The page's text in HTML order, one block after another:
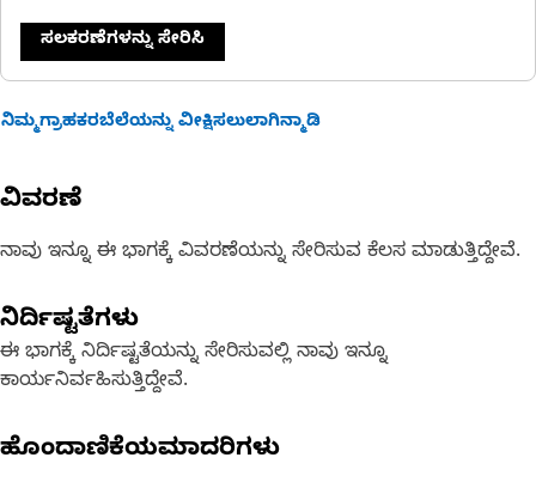
ಸಲಕರಣೆಗಳನ್ನು ಸೇರಿಸಿ
ನಿಮ್ಮಗ್ರಾಹಕರಬೆಲೆಯನ್ನು ವೀಕ್ಷಿಸಲುಲಾಗಿನ್ಮಾಡಿ
ವಿವರಣೆ
ನಾವು ಇನ್ನೂ ಈ ಭಾಗಕ್ಕೆ ವಿವರಣೆಯನ್ನು ಸೇರಿಸುವ ಕೆಲಸ ಮಾಡುತ್ತಿದ್ದೇವೆ.
ನಿರ್ದಿಷ್ಟತೆಗಳು
ಈ ಭಾಗಕ್ಕೆ ನಿರ್ದಿಷ್ಟತೆಯನ್ನು ಸೇರಿಸುವಲ್ಲಿ ನಾವು ಇನ್ನೂ
ಕಾರ್ಯನಿರ್ವಹಿಸುತ್ತಿದ್ದೇವೆ.
ಹೊಂದಾಣಿಕೆಯಮಾದರಿಗಳು